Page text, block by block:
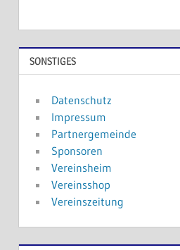
SONSTIGES
Datenschutz
Impressum
Partnergemeinde
Sponsoren
Vereinsheim
Vereinsshop
Vereinszeitung